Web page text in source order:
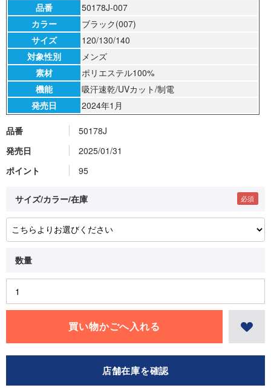
品番
50178J
発売日
2025/01/31
ポイント
95
サイズ/カラー/在庫
店舗在庫を確認
品番
50178J-007
カラー
ブラック(007)
サイズ
120/130/140
対象性別
メンズ
素材
ポリエステル100%
機能
吸汗速乾/UVカット/制電
発売日
2024年1月